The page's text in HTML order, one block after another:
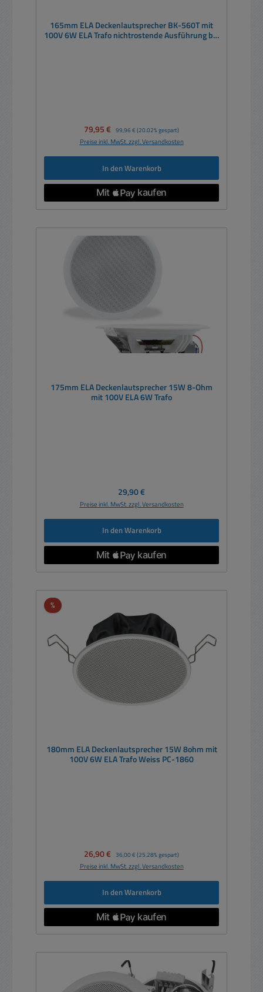
165mm ELA Deckenlautsprecher BK-560T mit
100V 6W ELA Trafo nichtrostende Ausführung bis
Verkaufspreis:
79,95 € Regulärer Preis:
99,96 € (20.02% gespart)
Preise inkl. MwSt. zzgl. Versandkosten
In den Warenkorb
175mm ELA Deckenlautsprecher 15W 8-Ohm
mit 100V ELA 6W Trafo
Regulärer Preis:
29,90 €
Preise inkl. MwSt. zzgl. Versandkosten
In den Warenkorb
%Rabatt
180mm ELA Deckenlautsprecher 15W 8ohm mit
100V 6W ELA Trafo Weiss PC-1860
Verkaufspreis:
26,90 € Regulärer Preis:
36,00 € (25.28% gespart)
Preise inkl. MwSt. zzgl. Versandkosten
In den Warenkorb